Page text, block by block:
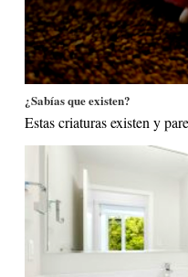
¿Sabías que existen?
Estas criaturas existen y